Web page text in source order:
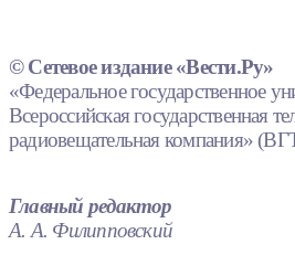
© Сетевое издание «Вести.Ру»
«Федеральное государственное
Всероссийская государственная
радиовещательная компания»
Главный редактор
А. А. Филипповский